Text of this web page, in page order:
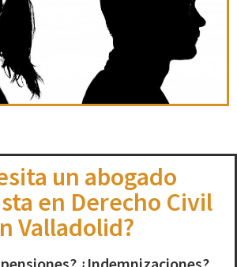
un abogado
en Derecho Civil
Valladolid?